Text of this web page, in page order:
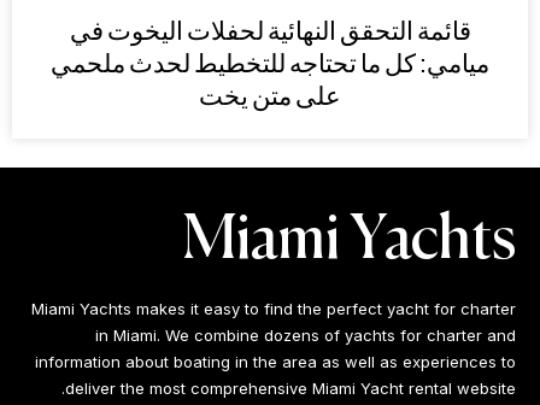
قائمة التحقق النهائية لحفلات اليخوت في
ميامي: كل ما تحتاجه للتخطيط لحدث ملحمي
على متن يخت
Miami Yachts
Miami Yachts makes it easy to find the perfect yacht for charter
in Miami. We combine dozens of yachts for charter and
information about boating in the area as well as experiences to
deliver the most comprehensive Miami Yacht rental website.